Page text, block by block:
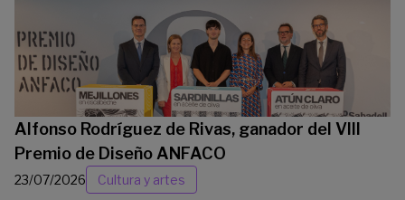
Alfonso Rodríguez de Rivas, ganador del VIII
Premio de Diseño ANFACO
23/07/2026 Cultura y artes